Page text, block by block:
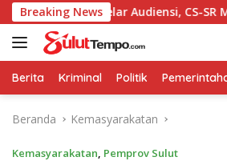
Langsung
ke
konten
Breaking News
Gelar Audiensi, CS-SR Minta
Berita Kriminal Politik
Beranda Kemasyarakatan
Kemasyarakatan, Pemprov Sulut